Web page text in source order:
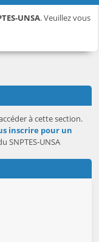
UNSA. Veuillez vous
à cette section.
inscrire pour un
SNPTES-UNSA